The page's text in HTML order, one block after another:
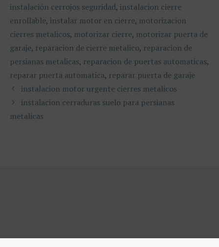
instalación cerrojos seguridad, instalacion cierre
enrollable, instalar motor en cierre, motorizacion
cierres metalicos, motorizar cierre, motorizar puerta de
garaje, reparacion de cierre metalico, reparacion de
persianas metalicas, reparacion de puertas automaticas,
reparar puerta automatica, reparar puerta de garaje
instalacion motor urgente cierres metalicos
instalacion cerraduras suelo para persianas
metalicas